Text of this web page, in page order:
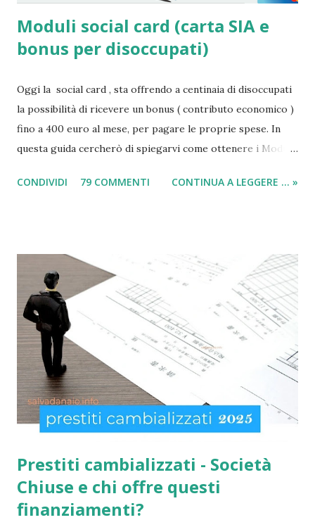
Moduli social card (carta SIA e
bonus per disoccupati)
Oggi la social card , sta offrendo a centinaia di disoccupati
la possibilità di ricevere un bonus ( contributo economico )
fino a 400 euro al mese, per pagare le proprie spese. In
questa guida cercherò di spiegarvi come ottenere i Moduli
(per il sussidio di 400 euro al mese per nucleo familiare),
con più di 65 anni d'età e minori fino a 3 anni di età. Infatti
come indicato per quest’ultimi è necessario fare domanda
per la social card acquisti straordinaria ). Per chi non lo
sapesse, tutto è gestito e determinato in base alle norme
imposte con la nuova legge di aiuto e sostegno per le
famiglie italiane. Ricordo che le domande potranno essere
presentate da tutti i cittadini italiani, cittadini comunitari e
anche extracom...
CONDIVIDI 79 COMMENTI CONTINUA A LEGGERE ... »
Prestiti cambializzati - Società
Chiuse e chi offre questi
finanziamenti?